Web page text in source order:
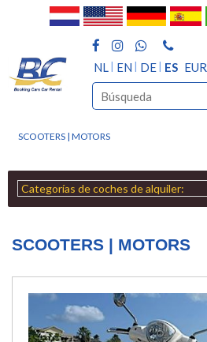
NL EN DE ES EUR
SCOOTERS | MOTORS
SCOOTERS | MOTORS